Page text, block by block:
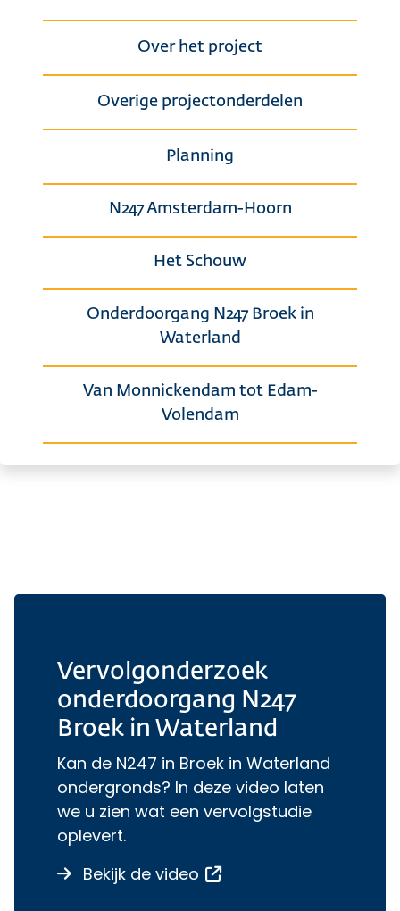
Over het project
Overige projectonderdelen
Planning
N247 Amsterdam-Hoorn
Het Schouw
Onderdoorgang N247 Broek in
Waterland
Van Monnickendam tot Edam-
Volendam
Vervolgonderzoek
onderdoorgang N247
Broek in Waterland
Kan de N247 in Broek in Waterland
ondergronds? In deze video laten
we u zien wat een vervolgstudie
oplevert.
Bekijk de video over Vervolgonderzoek